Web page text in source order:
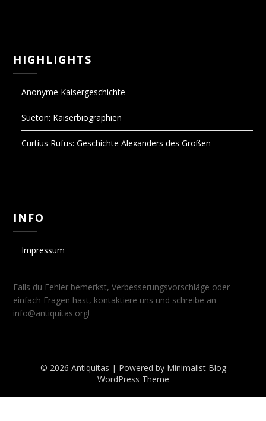
HIGHLIGHTS
Anonyme Kaisergeschichte
Sueton: Kaiserbiographien
Curtius Rufus: Geschichte Alexanders des Großen
INFO
Impressum
Falls du Fehler bemerkst, Verbesserungsvorschläge oder
einfach Fragen hast, kontaktiere uns und schreibe an
info@antiquitas.org!
© 2026 Antiquitas | Powered by Minimalist Blog
WordPress Theme